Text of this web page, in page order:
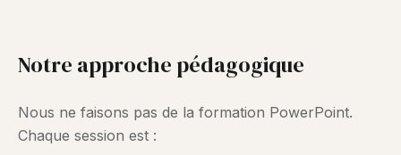
Notre approche pédagogique
Nous ne faisons pas de la formation PowerPoint.
Chaque session est :